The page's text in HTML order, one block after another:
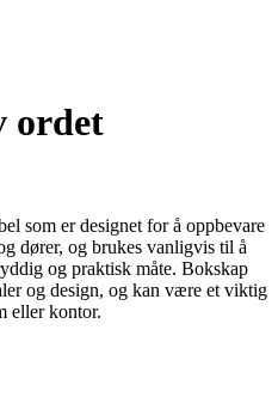
ordet
som er designet for å oppbevare
dører, og brukes vanligvis til å
og praktisk måte. Bokskap
og design, og kan være et viktig
eller kontor.